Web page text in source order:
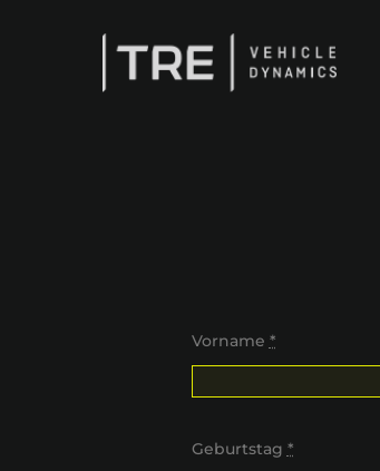
Vorname *
Geburtstag *